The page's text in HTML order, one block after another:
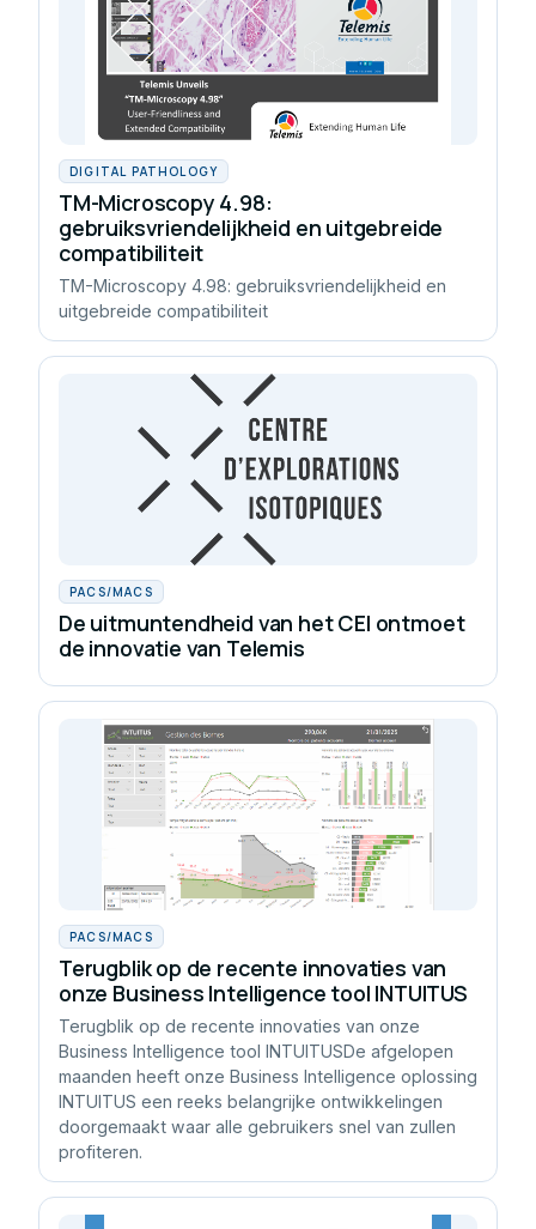
DIGITAL PATHOLOGY
TM-Microscopy 4.98:
gebruiksvriendelijkheid en uitgebreide
compatibiliteit
TM-Microscopy 4.98: gebruiksvriendelijkheid en
uitgebreide compatibiliteit
PACS/MACS
De uitmuntendheid van het CEI ontmoet
de innovatie van Telemis
PACS/MACS
Terugblik op de recente innovaties van
onze Business Intelligence tool INTUITUS
Terugblik op de recente innovaties van onze
Business Intelligence tool INTUITUSDe afgelopen
maanden heeft onze Business Intelligence oplossing
INTUITUS een reeks belangrijke ontwikkelingen
doorgemaakt waar alle gebruikers snel van zullen
profiteren.